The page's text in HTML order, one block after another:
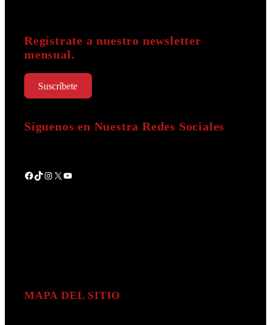
Regístrate a nuestro newsletter
mensual.
Suscríbete
Síguenos en Nuestra Redes Sociales
Facebook
TikTok
Instagram
X YouTube
MAPA DEL SITIO